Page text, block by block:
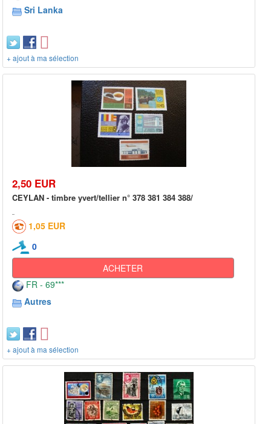
Sri Lanka
+ ajout à ma sélection
2,50 EUR
CEYLAN - timbre yvert/tellier n° 378 381 384 388/
1,05 EUR
0
ACHETER
FR - 69***
Autres
+ ajout à ma sélection